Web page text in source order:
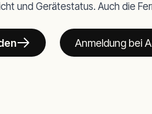
und Gerätestatus. Auch die
Anmeldung bei